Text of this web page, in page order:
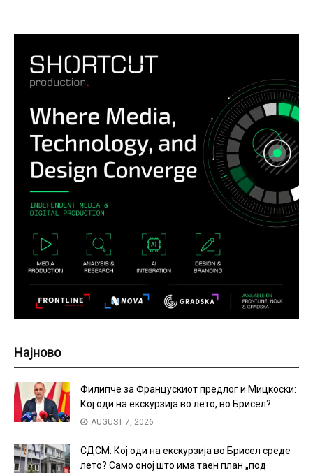
Најново
Филипче за Францускиот предлог и Мицкоски:
Кој оди на екскурзија во лето, во Брисел?
AUGUST 7, 2026
СДСМ: Кој оди на екскурзија во Брисел среде
лето? Само оној што има таен план „под